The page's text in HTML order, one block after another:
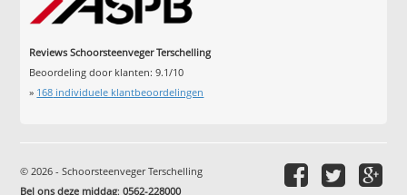
Reviews Schoorsteenveger Terschelling
Beoordeling door klanten:9.1/10
» 168 individuele klantbeoordelingen
© 2026 - Schoorsteenveger Terschelling
Bel ons deze middag:0562-228000